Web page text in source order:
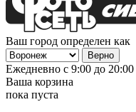
Ваш город определен как
Ежедневно с 9:00 до 20:00
Ваша корзина
пока пуста